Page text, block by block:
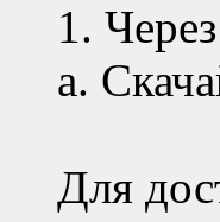
1.
а.
Для